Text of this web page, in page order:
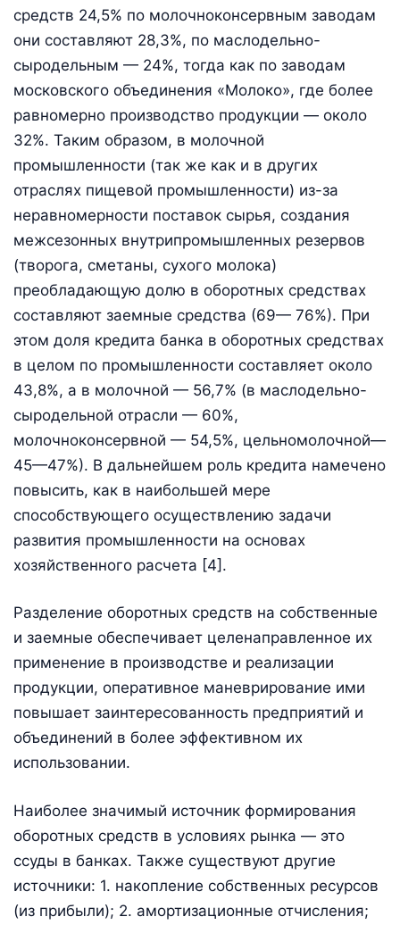
средств 24,5% по молочноконсервным заводам
они составляют 28,3%, по маслодельно-
сыродельным — 24%, тогда как по заводам
московского объединения «Молоко», где более
равномерно производство продукции — около
32%. Таким образом, в молочной
промышленности (так же как и в других
отраслях пищевой промышленности) из-за
неравномерности поставок сырья, создания
межсезонных внутрипромышленных резервов
(творога, сметаны, сухого молока)
преобладающую долю в оборотных средствах
составляют заемные средства (69— 76%). При
этом доля кредита банка в оборотных средствах
в целом по промышленности составляет около
43,8%, а в молочной — 56,7% (в маслодельно-
сыродельной отрасли — 60%,
молочноконсервной — 54,5%, цельномолочной—
45—47%). В дальнейшем роль кредита намечено
повысить, как в наибольшей мере
способствующего осуществлению задачи
развития промышленности на основах
хозяйственного расчета [4].
Разделение оборотных средств на собственные
и заемные обеспечивает целенаправленное их
применение в производстве и реализации
продукции, оперативное маневрирование ими
повышает заинтересованность предприятий и
объединений в более эффективном их
использовании.
Наиболее значимый источник формирования
оборотных средств в условиях рынка — это
ссуды в банках. Также существуют другие
источники: 1. накопление собственных ресурсов
(из прибыли); 2. амортизационные отчисления;